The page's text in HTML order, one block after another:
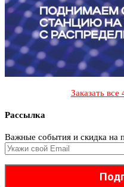
Заказать
Рассылка
Важные события и скидка на